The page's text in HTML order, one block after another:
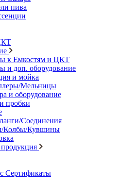
пива
к Емкостям и ЦКТ
и доп. оборудование
и мойка
Мельницы
и оборудование
пробки
Соединения
Колбы/Кувшины
Сертификаты